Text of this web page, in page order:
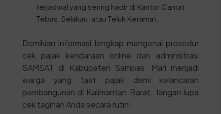
terjadwal yang sering hadir di Kantor Camat
Tebas, Selakau, atau Teluk Keramat.
Demikian informasi lengkap mengenai prosedur
cek pajak kendaraan online dan administrasi
SAMSAT di Kabupaten Sambas. Mari menjadi
warga yang taat pajak demi kelancaran
pembangunan di Kalimantan Barat. Jangan lupa
cek tagihan Anda secara rutin!